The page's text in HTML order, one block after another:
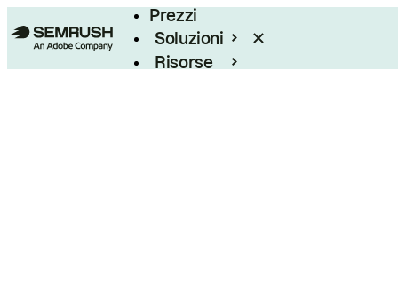
Prezzi
Soluzioni
Risorse